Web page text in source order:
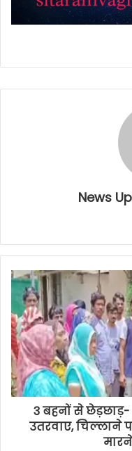
News
3 बहनों से
उतरवाए,